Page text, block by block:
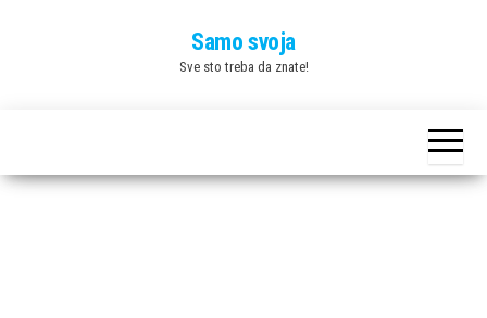
Samo svoja
Sve sto treba da znate!